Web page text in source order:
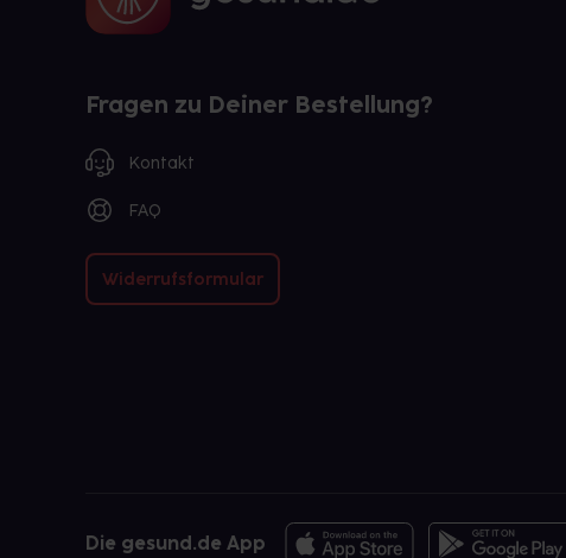
Fragen zu Deiner Bestellung?
Kontakt
FAQ
Widerrufsformular
Die gesund.de App